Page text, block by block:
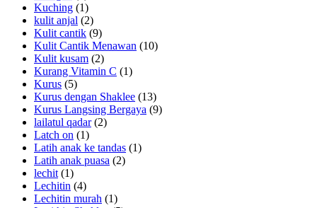
Kuching (1)
kulit anjal (2)
Kulit cantik (9)
Kulit Cantik Menawan (10)
Kulit kusam (2)
Kurang Vitamin C (1)
Kurus (5)
Kurus dengan Shaklee (13)
Kurus Langsing Bergaya (9)
lailatul qadar(2)
Latch on (1)
Latih anak ke tandas (1)
Latih anak puasa (2)
lechit (1)
Lechitin (4)
Lechitin murah (1)